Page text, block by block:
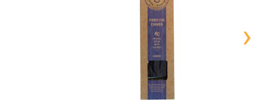
›